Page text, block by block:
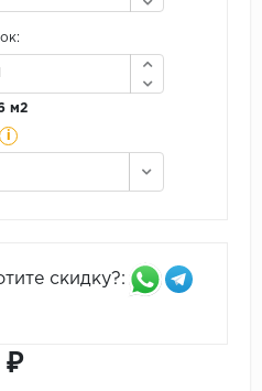
м2
i
скидку?:
₽